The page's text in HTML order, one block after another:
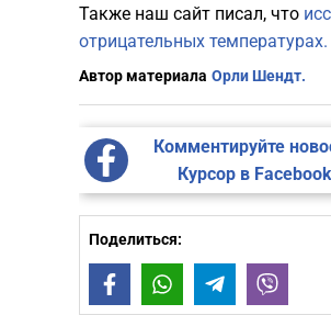
Также наш сайт писал, что
отрицательных температурах.
Автор материала Орли Шендт.
Комментируйте
Курсор в Facebook
Поделиться:
FacebookWhatsAppTelegram